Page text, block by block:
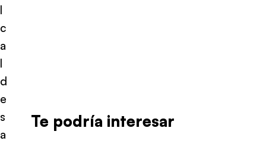
l
c
a
l
d
e
s
a
Te podría interesar